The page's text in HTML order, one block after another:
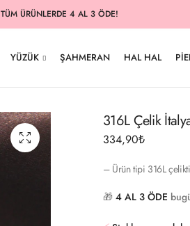
TÜM ÜRÜNLERDE 4 AL 3 ÖDE!
YÜZÜK ŞAHMERAN HAL HAL
316L Çelik
334,90₺
– Ürün tipi 316L
🎁 4 AL 3 ÖDE